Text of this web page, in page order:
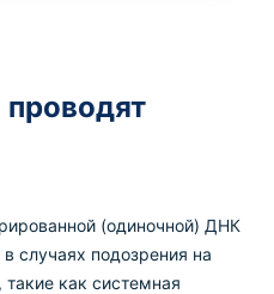
проводят
(одиночной) ДНК
случаях подозрения на
как системная